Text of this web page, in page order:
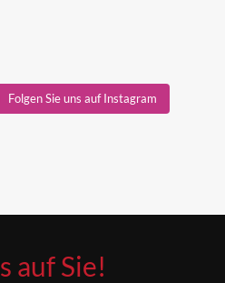
Folgen Sie uns auf Instagram
auf Sie!